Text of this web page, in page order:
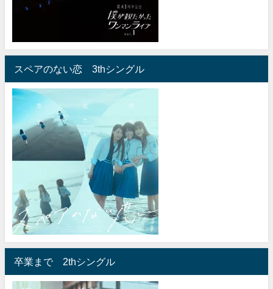
スペアのない恋 3thシングル
卒業まで 2thシングル